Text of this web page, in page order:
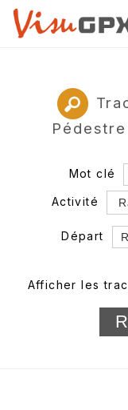
Mot clé
Activité
Départ
Département
Longueur min/
Afficher les